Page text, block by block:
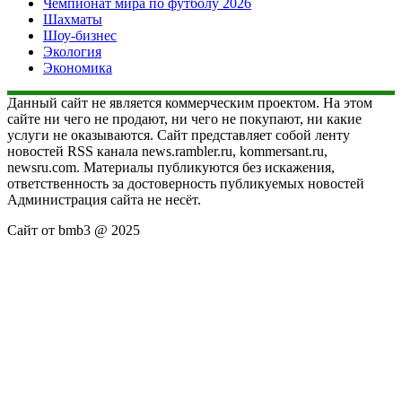
Шахматы
Шоу-бизнес
Экология
Экономика
Данный сайт не является коммерческим проектом. На этом
сайте ни чего не продают, ни чего не покупают, ни какие
услуги не оказываются. Сайт представляет собой ленту
новостей RSS канала news.rambler.ru, kommersant.ru,
newsru.com. Материалы публикуются без искажения,
ответственность за достоверность публикуемых новостей
Администрация сайта не несёт.
Сайт от bmb3 @ 2025